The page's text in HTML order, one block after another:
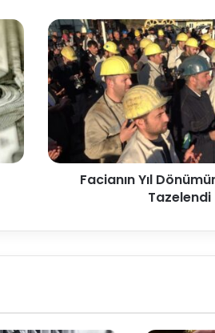
Facianın Yıl
Tazelendi